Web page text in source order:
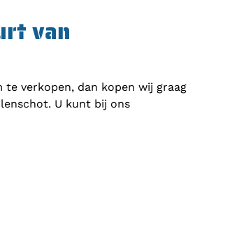
van
verkopen, dan kopen wij graag
U kunt bij ons